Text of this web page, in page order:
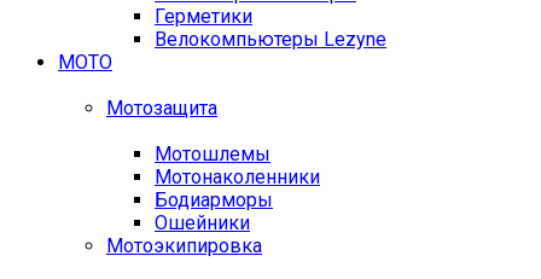
Герметики
Велокомпьютеры Lezyne
МОТО
Мотозащита
Мотошлемы
Мотонаколенники
Бодиарморы
Ошейники
Мотоэкипировка